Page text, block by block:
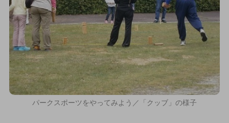
パークスポーツをやってみよう／「クッブ」の様子